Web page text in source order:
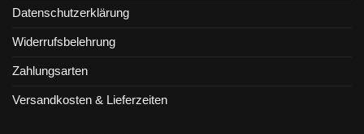
Datenschutzerklärung
Widerrufsbelehrung
Zahlungsarten
Versandkosten & Lieferzeiten